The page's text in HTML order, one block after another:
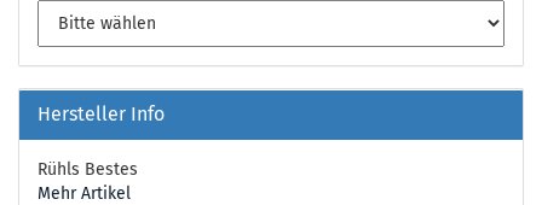
Hersteller Info
Rühls Bestes
Mehr Artikel